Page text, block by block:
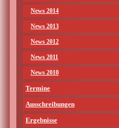
News 2014
News 2013
News 2012
News 2011
News 2010
Termine
Ausschreibungen
Ergebnisse